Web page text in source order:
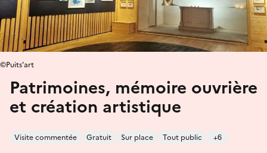
Patrimoines, mémoire ouvrière
et création artistique
Visite commentée Gratuit Sur place Tout public +6
©Puits'art